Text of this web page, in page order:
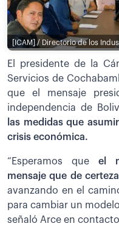
[ICAM] / Directorio de los
El presidente de la
Servicios de
que el mensaje
independencia de
las medidas que
crisis económica.
“Esperamos queel
mensaje que de
avanzando en el
para cambiar un
señaló Arce en